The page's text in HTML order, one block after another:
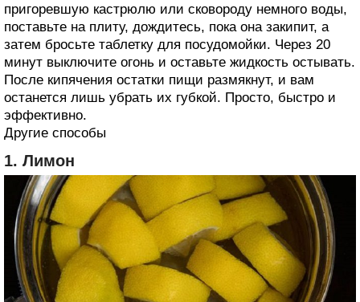
пригоревшую кастрюлю или сковороду немного воды,
поставьте на плиту, дождитесь, пока она закипит, а
затем бросьте таблетку для посудомойки. Через 20
минут выключите огонь и оставьте жидкость остывать.
После кипячения остатки пищи размякнут, и вам
останется лишь убрать их губкой. Просто, быстро и
эффективно.
Другие способы
1. Лимон